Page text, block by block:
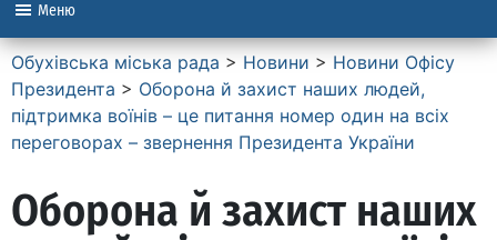
Меню
Обухівська міська рада > Новини > Новини Офісу
Президента > Оборона й захист наших людей,
підтримка воїнів – це питання номер один на всіх
переговорах – звернення Президента України
Оборона й захист наших